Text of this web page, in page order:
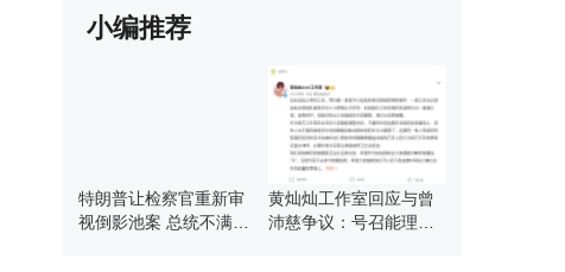
小编推荐
特朗普让检察官重新审
视倒影池案 总统不满撤
黄灿灿工作室回应与曾
沛慈争议：号召能理智